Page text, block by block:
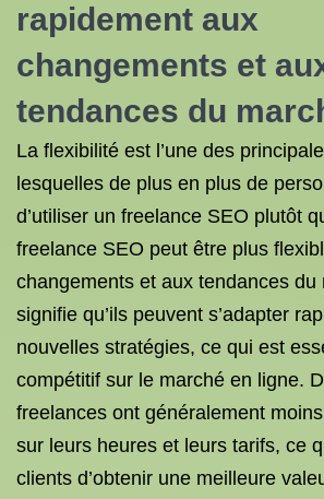
rapidement aux
changements et
tendances du
La flexibilité est l’une des
lesquelles de plus en plus de
d’utiliser un freelance SEO plutôt
freelance SEO peut être plus
changements et aux tendances du
signifie qu’ils peuvent s’adapter
nouvelles stratégies, ce qui est
compétitif sur le marché en ligne.
freelances ont généralement
sur leurs heures et leurs tarifs, ce
clients d’obtenir une meilleure